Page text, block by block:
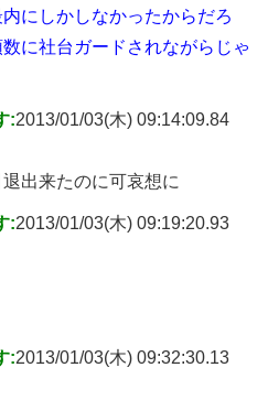
にしかしなかったからだろ
に社台ガードされながらじゃ
:2013/01/03(木) 09:14:09.84
出来たのに可哀想に
:2013/01/03(木) 09:19:20.93
:2013/01/03(木) 09:32:30.13